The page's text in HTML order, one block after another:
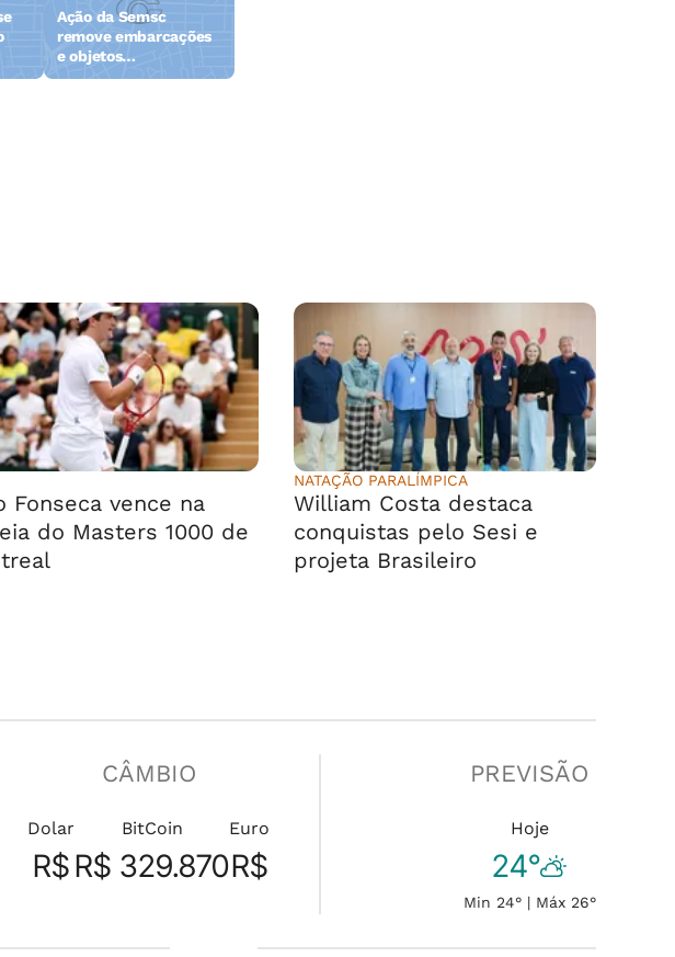
Ação da Semsc
remove embarcações
e objetos
abandonados na orla
Fonseca vence na
do Masters 1000 de
NATAÇÃO PARALÍMPICA
William Costa destaca
conquistas pelo Sesi e
projeta Brasileiro
CÂMBIO
Dolar
R$
BitCoin
R$ 329.870
Euro
R$
PREVISÃO
Hoje
24°
Min 24° | Máx 26°